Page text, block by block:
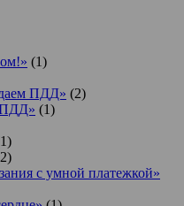
(1)
ПДД» (2)
ПДД» (1)
с умной платежкой»